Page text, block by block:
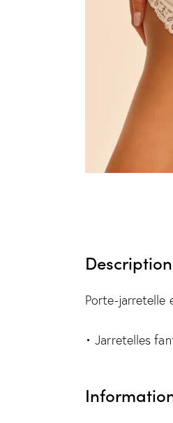
Description
Porte-jarretelle
• Jarretelles